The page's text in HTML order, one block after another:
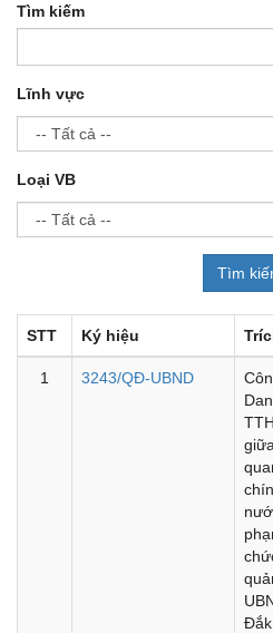
Tìm kiếm
Lĩnh vực
Loại VB
STT Ký hiệu
1 3243/QĐ-UBND